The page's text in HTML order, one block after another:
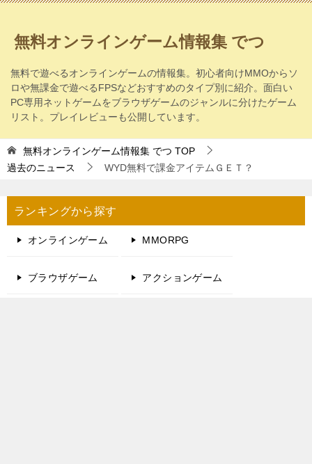
無料オンラインゲーム情報集 でつ
無料で遊べるオンラインゲームの情報集。初心者向けMMOからソ
ロや無課金で遊べるFPSなどおすすめのタイプ別に紹介。面白い
PC専用ネットゲームをブラウザゲームのジャンルに分けたゲーム
リスト。プレイレビューも公開しています。
無料オンラインゲーム情報集 でつ TOP
過去のニュース
WYD無料で課金アイテムＧＥＴ？
ランキングから探す
オンラインゲーム MMORPG
ブラウザゲーム アクションゲーム